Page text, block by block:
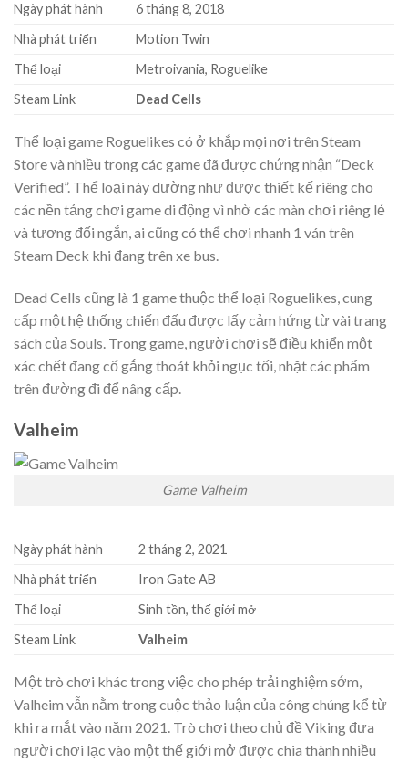
Ngày phát hành
6 tháng 8, 2018
Nhà phát triển
Motion Twin
Thể loại
Metroivania, Roguelike
Steam Link
Dead Cells
Thể loại game Roguelikes có ở khắp mọi nơi trên Steam
Store và nhiều trong các game đã được chứng nhận “Deck
Verified”. Thể loại này dường như được thiết kế riêng cho
các nền tảng chơi game di động vì nhờ các màn chơi riêng lẻ
và tương đối ngắn, ai cũng có thể chơi nhanh 1 ván trên
Steam Deck khi đang trên xe bus.
Dead Cells cũng là 1 game thuộc thể loại Roguelikes, cung
cấp một hệ thống chiến đấu được lấy cảm hứng từ vài trang
sách của Souls. Trong game, người chơi sẽ điều khiển một
xác chết đang cố gắng thoát khỏi ngục tối, nhặt các phẩm
trên đường đi để nâng cấp.
Valheim
Game Valheim
Ngày phát hành
2 tháng 2, 2021
Nhà phát triển
Iron Gate AB
Thể loại
Sinh tồn, thế giới mở
Steam Link
Valheim
Một trò chơi khác trong việc cho phép trải nghiệm sớm,
Valheim vẫn nằm trong cuộc thảo luận của công chúng kể từ
khi ra mắt vào năm 2021. Trò chơi theo chủ đề Viking đưa
người chơi lạc vào một thế giới mở được chia thành nhiều